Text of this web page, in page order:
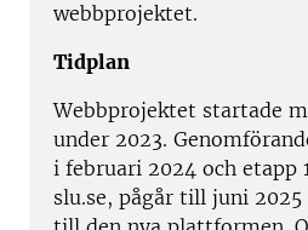
webbprojektet.
Tidplan
Webbprojektet startade
under 2023.
i februari 2024 och etapp
slu.se, pågår till juni